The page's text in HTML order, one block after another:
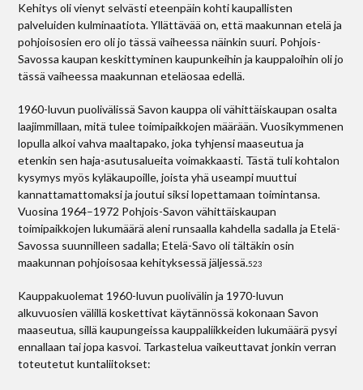
Kehitys oli vienyt selvästi eteenpäin kohti kaupallisten
palveluiden kulminaatiota. Yllättävää on, että maakunnan etelä­ ja
pohjoisosien ero oli jo tässä vaiheessa näinkin suuri. Pohjois-
Savossa kaupan keskittyminen kaupunkeihin ja kauppaloihin oli jo
tässä vaiheessa maakunnan eteläosaa edellä.
1960-luvun puolivälissä Savon kauppa oli vähittäiskaupan osalta
laajimmillaan, mitä tulee toimipaikkojen määrään. Vuosikymmenen
lopulla alkoi vahva maaltapako, joka tyhjensi maaseutua ja
etenkin sen haja-asutusalueita voimakkaasti. Tästä tuli kohtalon
kysymys myös kyläkaupoille, joista yhä useampi muuttui
kannattamattomaksi ja joutui siksi lopettamaan toimintansa.
Vuosina 1964–1972 Pohjois-Savon vähittäiskaupan
toimipaikkojen lukumäärä aleni runsaalla kahdella sadalla ja Etelä-
Savossa suunnilleen sadalla; Etelä-Savo oli tältäkin osin
maakunnan pohjoisosaa kehityksessä jäljessä.523
Kauppakuolemat 1960-luvun puolivälin ja 1970-luvun
alkuvuosien välillä koskettivat käytännössä kokonaan Savon
maaseutua, sillä kaupungeissa kauppaliikkeiden lukumäärä pysyi
ennallaan tai jopa kasvoi. Tarkastelua vaikeuttavat jonkin verran
toteutetut kuntaliitokset: